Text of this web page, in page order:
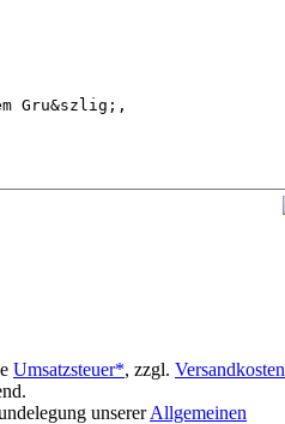
Umsatzsteuer*, zzgl. Versandkosten
unsererAllgemeinen